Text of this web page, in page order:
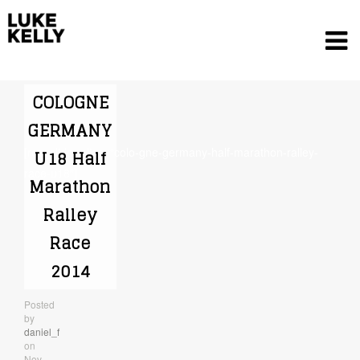
COLOGNE
GERMANY
U18 Half
Marathon
Ralley
Race
2014
Posted
by
daniel_f
on
[rev_slider alias=“colo-gne-germany-half-marathon-ralley-
Luke Kelly